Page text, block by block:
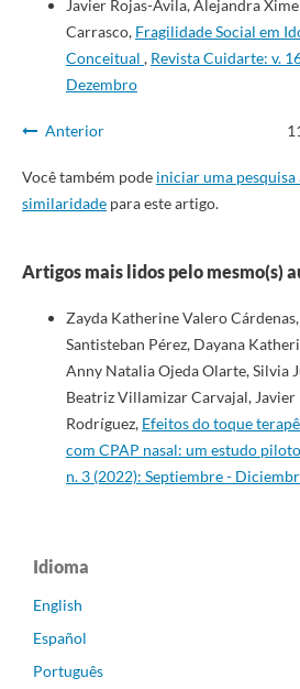
Javier Rojas-Avila, Alejandra
Carrasco, Fragilidade Social em
Conceitual , Revista Cuidarte: v.
Dezembro
Anterior
Você também pode iniciar uma pesquisa
similaridadepara este artigo.
Artigos mais lidos pelo mesmo(s)
Zayda Katherine Valero
Santisteban Pérez, Dayana
Anny Natalia Ojeda Olarte, Silvia
Beatriz Villamizar Carvajal,
Rodríguez, Efeitos do toque
com CPAP nasal: um estudo piloto
n. 3 (2022): Septiembre -
Idioma
English
Español
Português